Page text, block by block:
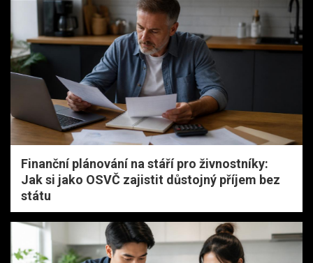
Finanční plánování na stáří pro živnostníky:
Jak si jako OSVČ zajistit důstojný příjem bez
státu